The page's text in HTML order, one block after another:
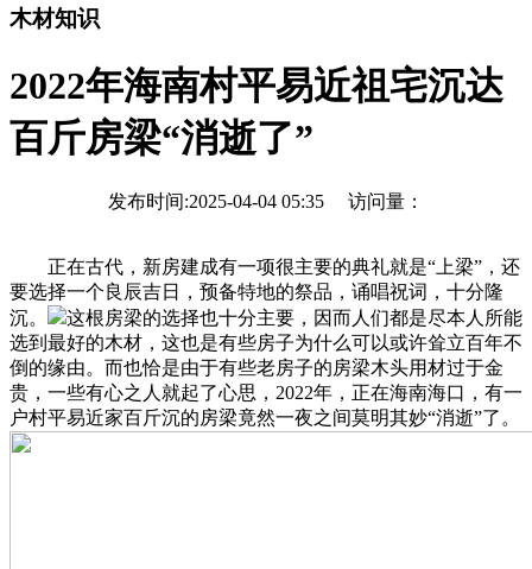
木材知识
2022年海南村平易近祖宅沉达
百斤房梁“消逝了”
发布时间:2025-04-04 05:35 访问量：
正在古代，新房建成有一项很主要的典礼就是“上梁”，还
要选择一个良辰吉日，预备特地的祭品，诵唱祝词，十分隆
沉。
这根房梁的选择也十分主要，因而人们都是尽本人所能
选到最好的木材，这也是有些房子为什么可以或许耸立百年不
倒的缘由。而也恰是由于有些老房子的房梁木头用材过于金
贵，一些有心之人就起了心思，2022年，正在海南海口，有一
户村平易近家百斤沉的房梁竟然一夜之间莫明其妙“消逝”了。